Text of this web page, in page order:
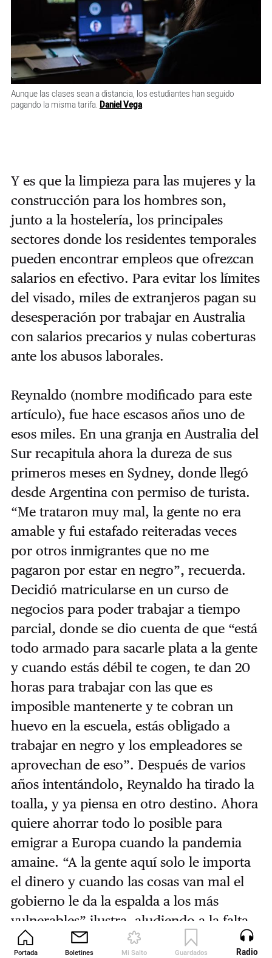
Portada Boletines Mi Salto Guardados Revista
Aunque las clases sean a distancia, los estudiantes han seguido
pagando la misma tarifa. Daniel Vega
Y es que la limpieza para las mujeres y la
construcción para los hombres son,
junto a la hostelería, los principales
sectores donde los residentes temporales
pueden encontrar empleos que ofrezcan
salarios en efectivo. Para evitar los límites
del visado, miles de extranjeros pagan su
desesperación por trabajar en Australia
con salarios precarios y nulas coberturas
ante los abusos laborales.
Reynaldo (nombre modificado para este
artículo), fue hace escasos años uno de
esos miles. En una granja en Australia del
Sur recapitula ahora la dureza de sus
primeros meses en Sydney, donde llegó
desde Argentina con permiso de turista.
“Me trataron muy mal, la gente no era
amable y fui estafado reiteradas veces
por otros inmigrantes que no me
pagaron por estar en negro”, recuerda.
Decidió matricularse en un curso de
negocios para poder trabajar a tiempo
parcial, donde se dio cuenta de que “está
todo armado para sacarle plata a la gente
y cuando estás débil te cogen, te dan 20
horas para trabajar con las que es
imposible mantenerte y te cobran un
huevo en la escuela, estás obligado a
trabajar en negro y los empleadores se
aprovechan de eso”. Después de varios
años intentándolo, Reynaldo ha tirado la
toalla, y ya piensa en otro destino. Ahora
quiere ahorrar todo lo posible para
emigrar a Europa cuando la pandemia
amaine. “A la gente aquí solo le importa
el dinero y cuando las cosas van mal el
gobierno le da la espalda a los más
vulnerables” ilustra, aludiendo a la falta
de tejido social de los residentes
Radio